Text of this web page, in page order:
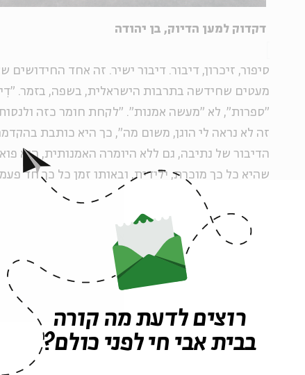
דקדוק למען הדיוק, בן יהודה
סיפור, זיכרון, דיבור. דיבור ישיר. זה אחד החידושים
מעטים שחידשה בתרבות הישראלית, בשפה, בזמר.
"ספרות", לא "מעשה אמנות". "לקחת חומר כזה
זה לא נראה לי הוגן, משום מה", כך היא כותבת
הדיבור של נתיבה, גם ללא היומרה האמנותית, הוא
שהיא כל כך מוכרת, ילידית, ובאותו זמן כל כך חד
במקום שבו הלשון המדברת והלשון הכתובה נעשות
התיווך הספרותי המייפייף ועל הדקדוק למען
הכתובה להעביר את האימה ואת האי ודאות.
"זה
בייחודיות הזאת של כתיבתה ואישיותה התאהבתי
ואחר כך בעוד עשרות מפגשים: תחילה בבית, בין
טלוויזיה ישנים, מכוונים על תחנות שונות כאילו
רוצים לדעת מה קורה
בבית אבי חי לפני כולם?